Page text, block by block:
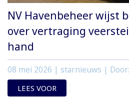
NV Havenbeheer wijst
over vertraging
hand
08 mei 2026 | starnieuws |
LEES VOOR